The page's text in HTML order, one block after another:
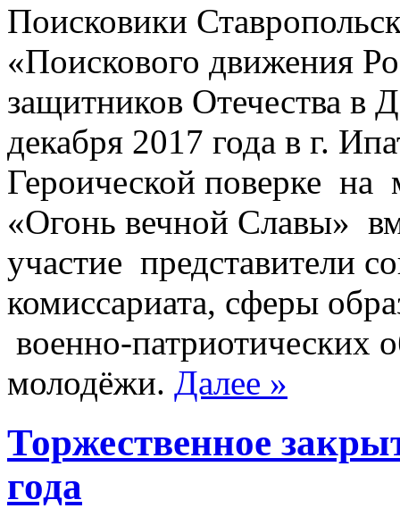
Поисковики
«Поискового движения
защитников Отечества в
декабря 2017 года в г.
Героической поверке на
«Огонь вечной Славы»
участие представители
комиссариата, сферы
военно-патриотических
молодёжи. Далее »
Торжественное
года